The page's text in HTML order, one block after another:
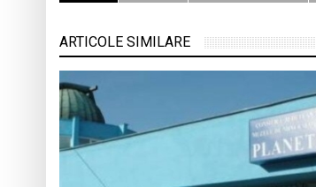
ARTICOLE SIMILARE